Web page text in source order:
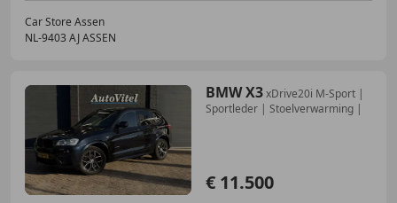
Car Store Assen
NL-9403 AJ ASSEN
BMW X3xDrive20i M-Sport |
Sportleder | Stoelverwarming |
€ 11.500